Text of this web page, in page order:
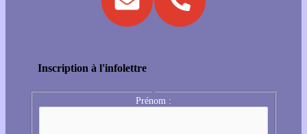
Inscription à l'infolettre
Prénom :